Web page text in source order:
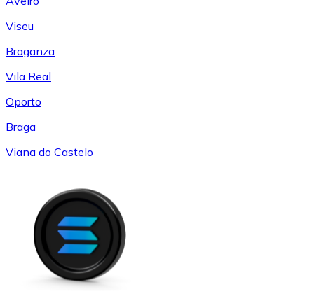
Viseu
Braganza
Vila Real
Oporto
Braga
Viana do Castelo